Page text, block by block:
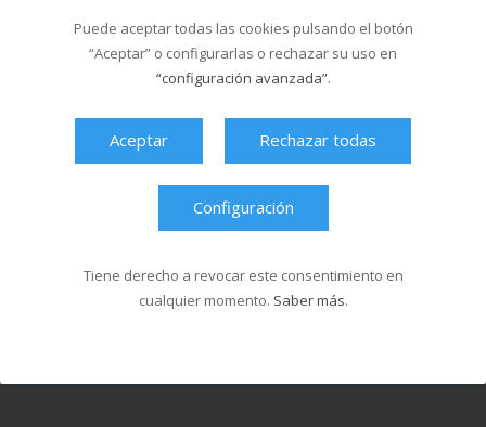
El Multiusos Fontes do Sar
y Santa Isabe...
20/05/2026
Campus Sar verano 2026
29/04/2026
Cursos de natación en
Santa Isabel del 1...
18/03/2026
Puede aceptar todas las cookies pulsando el botón
“Aceptar” o configurarlas o rechazar su uso en
“configuración avanzada”.
Aceptar Rechazar todas
Configuración
Tiene derecho a revocar este consentimiento en
cualquier momento. Saber más.